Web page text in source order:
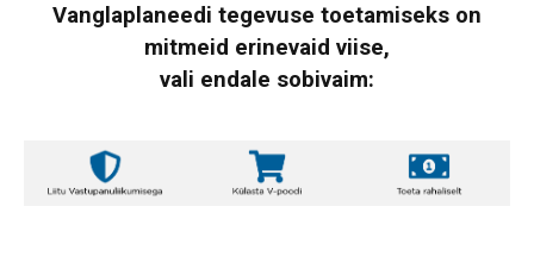
Vanglaplaneedi tegevuse toetamiseks on
mitmeid erinevaid viise,
vali endale sobivaim: